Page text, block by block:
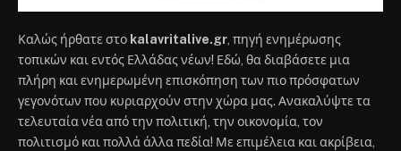
Καλώς ήρθατε στο kalavritalive.gr, πηγή ενημέρωσης
τοπικών και εντός Ελλάδας νέων! Εδώ, θα διαβάσετε μια
πλήρη και ενημερωμένη επισκόπηση των πιο πρόσφατων
γεγονότων που κυριαρχούν στην χώρα μας. Ανακαλύψτε τα
τελευταία νέα από την πολιτική, την οικονομία, τον
πολιτισμό και πολλά άλλα πεδία! Με επιμέλεια και ακρίβεια,